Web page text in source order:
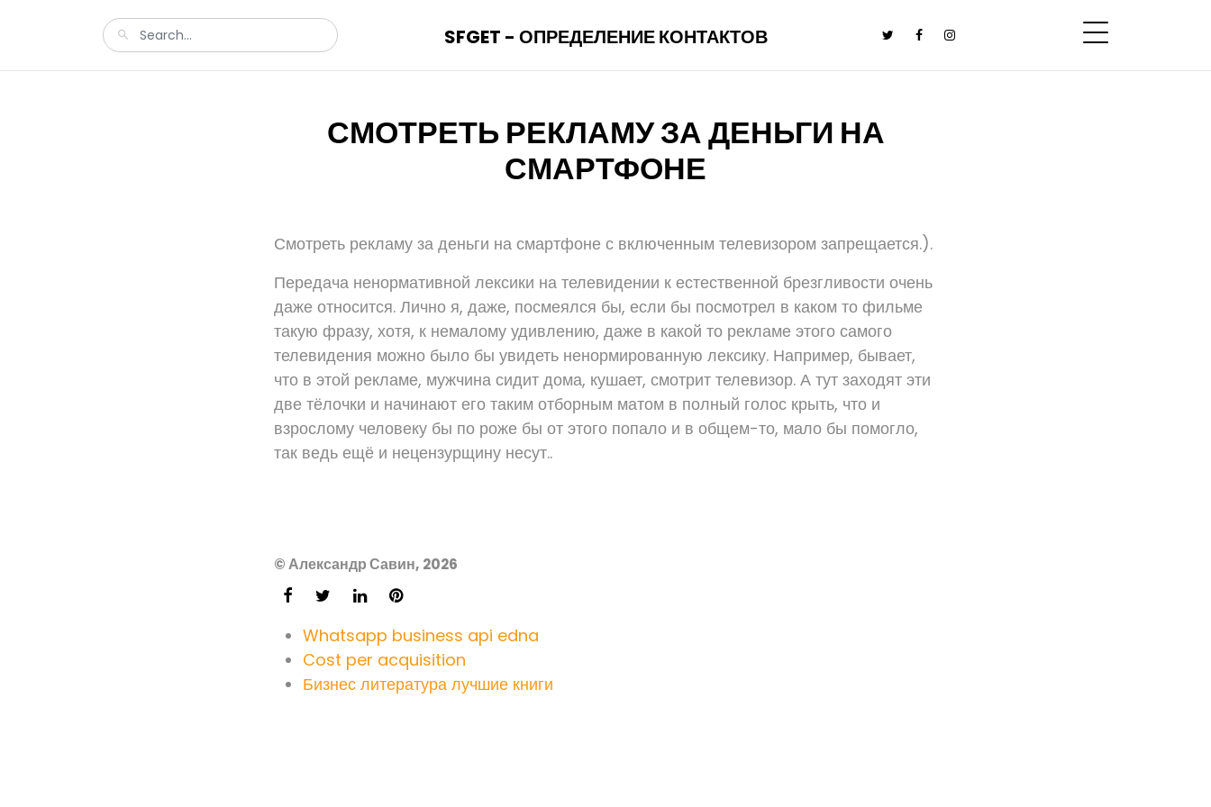
SFGET - ОПРЕДЕЛЕНИЕ КОНТАКТОВ
СМОТРЕТЬ РЕКЛАМУ ЗА ДЕНЬГИ НА
СМАРТФОНЕ
Смотреть рекламу за деньги на смартфоне с включенным телевизором запрещается.).
Передача ненормативной лексики на телевидении к естественной брезгливости очень
даже относится. Лично я, даже, посмеялся бы, если бы посмотрел в каком то фильме
такую фразу, хотя, к немалому удивлению, даже в какой то рекламе этого самого
телевидения можно было бы увидеть ненормированную лексику. Например, бывает,
что в этой рекламе, мужчина сидит дома, кушает, смотрит телевизор. А тут заходят эти
две тёлочки и начинают его таким отборным матом в полный голос крыть, что и
взрослому человеку бы по роже бы от этого попало и в общем-то, мало бы помогло,
так ведь ещё и нецензурщину несут..
© Александр Савин, 2026
Whatsapp business api edna
Cost per acquisition
Бизнес литература лучшие книги